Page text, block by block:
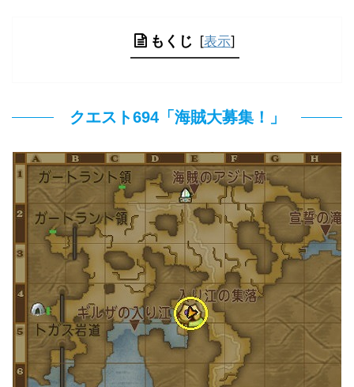
もくじ [表示]
クエスト694「海賊大募集！」